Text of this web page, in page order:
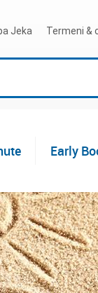
Jeka Termeni &
Early